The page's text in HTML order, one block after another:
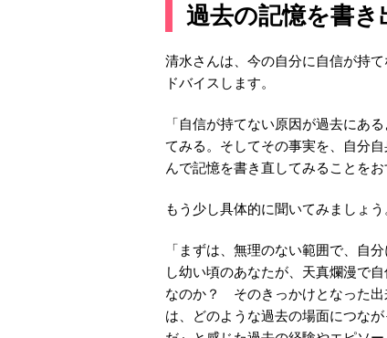
過去の記憶を書き
清水さんは、今の自分に自信が持
ドバイスします。
「自信が持てない原因が過去にあ
てみる。そしてその事実を、自分
んで記憶を書き直してみることを
もう少し具体的に聞いてみましょう
「まずは、無理のない範囲で、自
し幼い頃のあなたが、天真爛漫で
なのか？ そのきっかけとなった
は、どのような過去の場面につな